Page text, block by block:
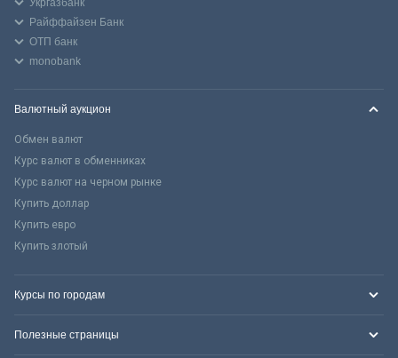
Укргазбанк
Райффайзен Банк
ОТП банк
monobank
Валютный аукцион
Обмен валют
Курс валют в обменниках
Курс валют на черном рынке
Купить доллар
Купить евро
Купить злотый
Курсы по городам
Полезные страницы